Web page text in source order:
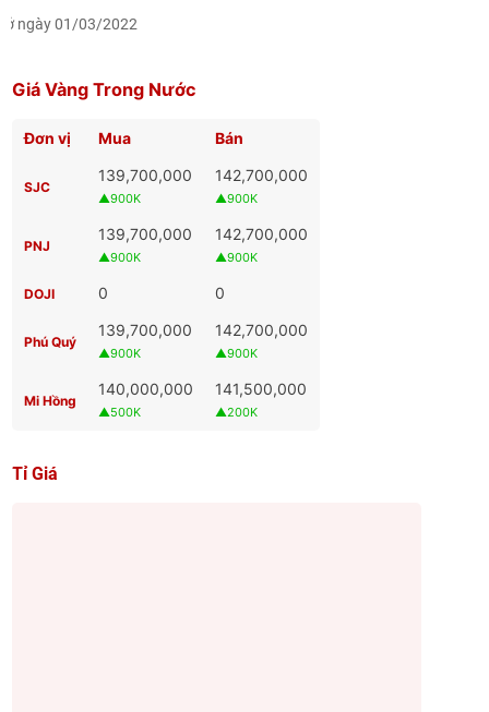
ngày 01/03/2022
Giá Vàng Trong Nước
Đơn vị Mua Bán
SJC
139,700,000
▲900K
142,700,000
▲900K
PNJ
139,700,000
▲900K
142,700,000
▲900K
DOJI 0 0
Phú Quý
139,700,000
▲900K
142,700,000
▲900K
Mi Hồng
140,000,000
▲500K
141,500,000
▲200K
Tỉ Giá